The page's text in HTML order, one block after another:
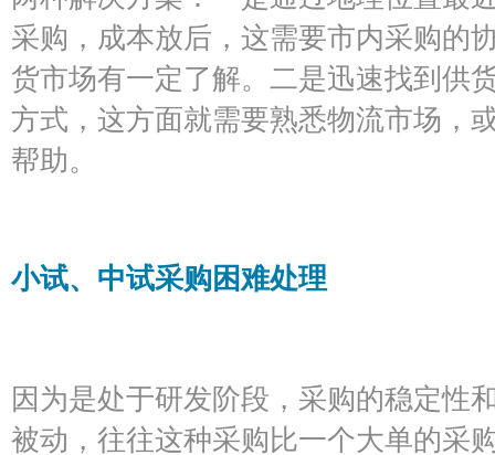
采购，成本放后，这需要市内采购的
货市场有一定了解。二是迅速找到供
方式，这方面就需要熟悉物流市场，
帮助。
小试、中试采购困难处理
因为是处于研发阶段，采购的稳定性
被动，往往这种采购比一个大单的采